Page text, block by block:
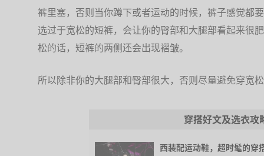
裤里塞，否则当你蹲下或者运动的时候，裤子感觉都
选过于宽松的短裤，会让你的臀部和大腿部看起来很
松的话，短裤的两侧还会出现褶皱。
所以除非你的大腿部和臀部很大，否则尽量避免穿宽
穿搭好文及选衣攻
西装配运动鞋，超时髦的穿